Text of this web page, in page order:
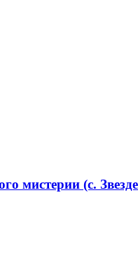
мистерии (с.